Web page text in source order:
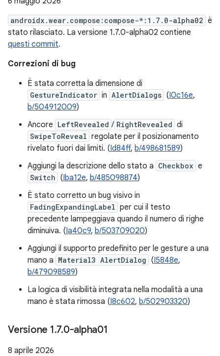
androidx.wear.compose:compose-*:1.7.0-alpha02 è
stato rilasciato. La versione 1.7.0-alpha02 contiene
questi commit.
Correzioni di bug
È stata corretta la dimensione di
GestureIndicator in AlertDialogs (I0c16e,
b/504912009)
Ancore LeftRevealed / RightRevealed di
SwipeToReveal regolate per il posizionamento
rivelato fuori dai limiti. (Id84ff, b/498681589)
Aggiungi la descrizione dello stato a Checkbox e
Switch (Iba12e, b/485098874)
È stato corretto un bug visivo in
FadingExpandingLabel per cui il testo
precedente lampeggiava quando il numero di righe
diminuiva. (Ia40c9, b/503709020)
Aggiungi il supporto predefinito per le gesture a una
mano a Material3 AlertDialog (I5848e,
b/479098589)
La logica di visibilità integrata nella modalità a una
mano è stata rimossa (I8c602, b/502903320)
Versione 1.7.0-alpha01
8 aprile 2026